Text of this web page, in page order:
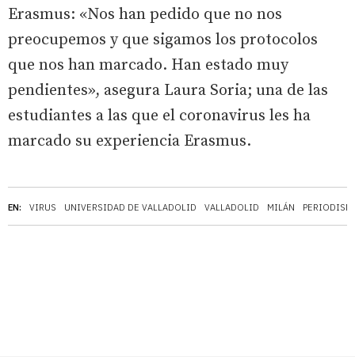
EN: VIRUS UNIVERSIDAD DE VALLADOLID VALLADOLID MILÁN
Erasmus: «Nos han pedido que no nos
preocupemos y que sigamos los protocolos
que nos han marcado. Han estado muy
pendientes», asegura Laura Soria; una de las
estudiantes a las que el coronavirus les ha
marcado su experiencia Erasmus.